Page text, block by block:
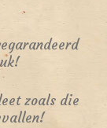
zoals die